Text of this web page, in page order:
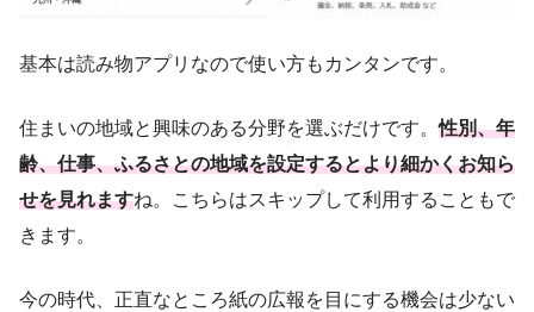
基本は読み物アプリなので使い方もカンタンです。
住まいの地域と興味のある分野を選ぶだけです。性別、年
齢、仕事、ふるさとの地域を設定するとより細かくお知ら
せを見れますね。こちらはスキップして利用することもで
きます。
今の時代、正直なところ紙の広報を目にする機会は少ない